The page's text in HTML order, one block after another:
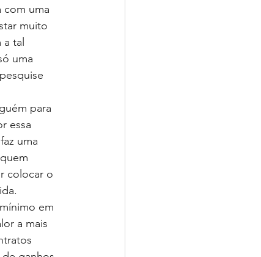
com uma
muito
tal
uma
para
essa
uma
colocar o
em
a mais